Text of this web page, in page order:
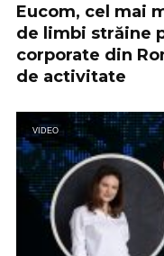
Eucom, cel mai
de limbi străine
corporate din
de activitate
VIDEO